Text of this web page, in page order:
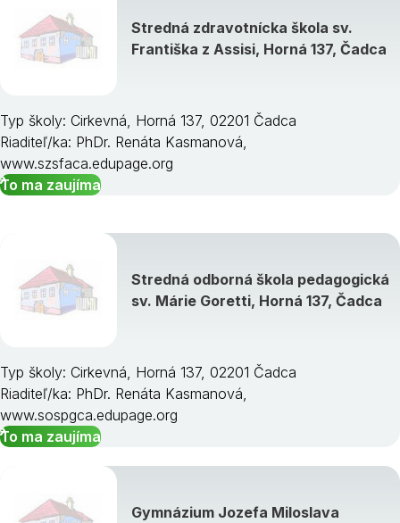
Stredná zdravotnícka škola sv.
Františka z Assisi, Horná 137, Čadca
Typ školy: Cirkevná, Horná 137, 02201 Čadca
Riaditeľ/ka: PhDr. Renáta Kasmanová,
www.szsfaca.edupage.org
To ma zaujíma
Stredná odborná škola pedagogická
sv. Márie Goretti, Horná 137, Čadca
Typ školy: Cirkevná, Horná 137, 02201 Čadca
Riaditeľ/ka: PhDr. Renáta Kasmanová,
www.sospgca.edupage.org
To ma zaujíma
Gymnázium Jozefa Miloslava